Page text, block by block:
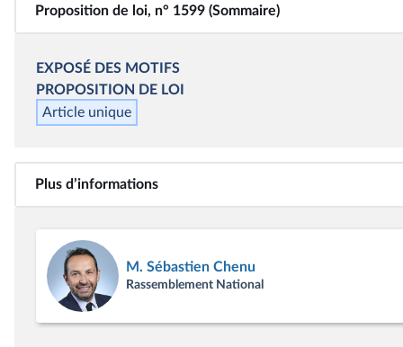
Proposition de loi, n° 1599 (Sommaire)
EXPOSÉ DES MOTIFS
PROPOSITION DE LOI
Article unique
Plus d’informations
M. Sébastien Chenu
Rassemblement National